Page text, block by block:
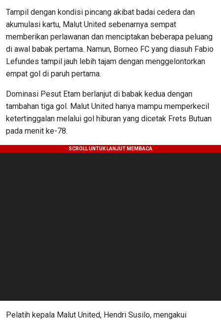
Tampil dengan kondisi pincang akibat badai cedera dan
akumulasi kartu, Malut United sebenarnya sempat
memberikan perlawanan dan menciptakan beberapa peluang
di awal babak pertama. Namun, Borneo FC yang diasuh Fabio
Lefundes tampil jauh lebih tajam dengan menggelontorkan
empat gol di paruh pertama.
Dominasi Pesut Etam berlanjut di babak kedua dengan
tambahan tiga gol. Malut United hanya mampu memperkecil
ketertinggalan melalui gol hiburan yang dicetak Frets Butuan
pada menit ke-78.
Pelatih kepala Malut United, Hendri Susilo, mengakui